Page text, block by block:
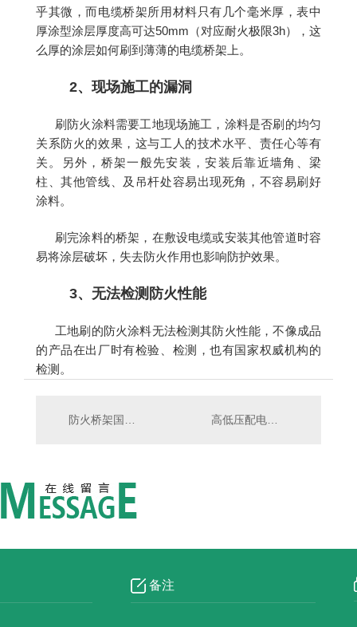
乎其微，而电缆桥架所用材料只有几个毫米厚，表中
厚涂型涂层厚度高可达50mm（对应耐火极限3h），这
么厚的涂层如何刷到薄薄的电缆桥架上。
2、现场施工的漏洞
刷防火涂料需要工地现场施工，涂料是否刷的均匀
关系防火的效果，这与工人的技术水平、责任心等有
关。另外，桥架一般先安装，安装后靠近墙角、梁
柱、其他管线、及吊杆处容易出现死角，不容易刷好
涂料。
刷完涂料的桥架，在敷设电缆或安装其他管道时容
易将涂层破坏，失去防火作用也影响防护效果。
3、无法检测防火性能
工地刷的防火涂料无法检测其防火性能，不像成品
的产品在出厂时有检验、检测，也有国家权威机构的
检测。
高低压配电柜在使用时如何规避危险